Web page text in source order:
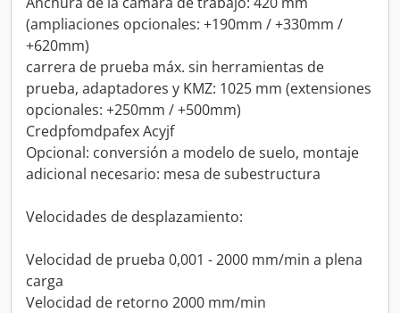
(ampliaciones opcionales: +190mm / +330mm /
+620mm)
carrera de prueba máx. sin herramientas de
prueba, adaptadores y KMZ: 1025 mm (extensiones
opcionales: +250mm / +500mm)
Credpfomdpafex Acyjf
Opcional: conversión a modelo de suelo, montaje
adicional necesario: mesa de subestructura
Velocidades de desplazamiento:
Velocidad de prueba 0,001 - 2000 mm/min a plena
carga
Velocidad de retorno 2000 mm/min